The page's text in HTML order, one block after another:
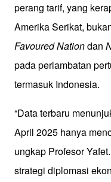
perang tarif, yang
Amerika Serikat,
Favoured Nationdan
pada perlambatan
termasuk Indonesia.
“Data terbaru
April 2025 hanya
ungkap Profesor
strategi diplomasi